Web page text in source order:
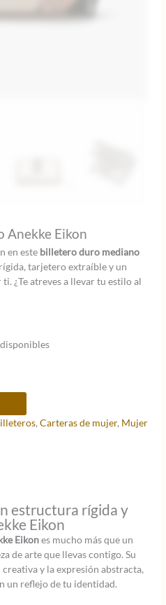
Anekke Eikon
en este billetero duro mediano
tarjetero extraíble y un
¿Te atreves a llevar tu estilo al
,Carteras de mujer, Mujer
estructura rígida y
Eikon
Eikones mucho más que un
de arte que llevas contigo. Su
y la expresión abstracta,
un reflejo de tu identidad.